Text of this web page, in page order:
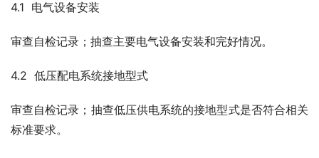
4.1  电气设备安装
审查自检记录；抽查主要电气设备安装和完好情况。
4.2  低压配电系统接地型式
审查自检记录；抽查低压供电系统的接地型式是否符合相关
标准要求。